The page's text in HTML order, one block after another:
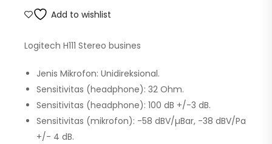
Add to wishlist
Logitech H111 Stereo busines
Jenis Mikrofon: Unidireksional.
Sensitivitas (headphone): 32 Ohm.
Sensitivitas (headphone): 100 dB +/-3 dB.
Sensitivitas (mikrofon): -58 dBV/µBar, -38 dBV/Pa
+/- 4 dB.